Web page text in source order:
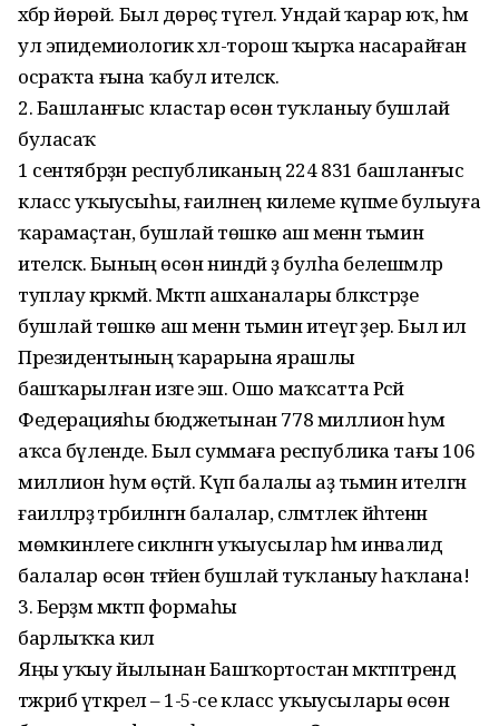
хәбәр йөрөй. Был дөрөҫ түгел. Ундай ҡарар юҡ, һәм
ул эпидемиологик хәл-торош ҡырҡа насарайған
осраҡта ғына ҡабул ителәсәк.
2. Башланғыс кластар өсөн туҡланыу бушлай
буласаҡ
1 сентябрҙән республиканың 224 831 башланғыс
класс уҡыусыһы, ғаиләнең килеме күпме булыуға
ҡарамаҫтан, бушлай төшкө аш менән тәьмин
ителәсәк. Бының өсөн ниндәй ҙә булһа белешмәләр
туплау кәрәкмәй. Мәктәп ашханалары бәләкәстәрҙе
бушлай төшкө аш менән тәьмин итеүгә әҙер. Был ил
Президентының ҡарарына ярашлы
башҡарылған изге эш. Ошо маҡсатта Рәсәй
Федерацияһы бюджетынан 778 миллион һум
аҡса бүленде. Был суммаға республика тағы 106
миллион һум өҫтәй. Күп балалы аҙ тәьмин ителгән
ғаиләләрҙә тәрбиәләнгән балалар, сәләмәтлек йәһәтенән
мөмкинлеге сикләнгән уҡыусылар һәм инвалид
балалар өсөн тәғәйен бушлай туҡланыу һаҡлана!
3. Берҙәм мәктәп формаһы
барлыҡҡа килә
Яңы уҡыу йылынан Башҡортостан мәктәптәрендә
тәжрибә үткәрелә – 1-5-се класс уҡыусылары өсөн